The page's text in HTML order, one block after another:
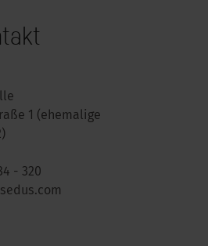
1 (ehemalige
- 320